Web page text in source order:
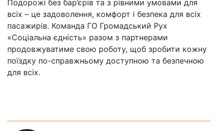
Подорожі без бар’єрів та з рівними умовами для
всіх – це задоволення, комфорт і безпека для всіх
пасажирів. Команда ГО Громадський Рух
«Соціальна єдність» разом з партнерами
продовжуватиме свою роботу, щоб зробити кожну
поїздку по-справжньому доступною та безпечною
для всіх.